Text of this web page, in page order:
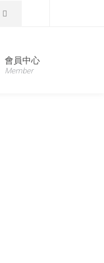
會員中心
Member